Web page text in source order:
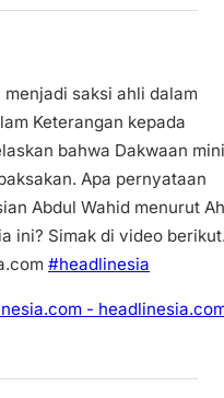
menjadi saksi ahli dalam
Keterangan kepada
bahwa Dakwaan
Apa pernyataan
Abdul Wahid menurut
ini? Simak di video
#headlinesia
-